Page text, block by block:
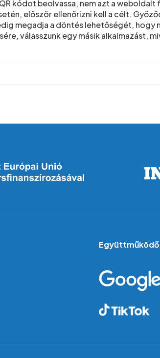
kódot beolvassa, nem azt a weboldalt
először ellenőrizni kell a célt.
megadja a döntés lehetőségét, hogy
válasszunk egy másik alkalmazást,